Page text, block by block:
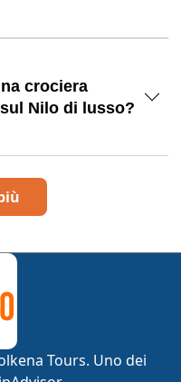
crociera
Nilo di lusso?
Tours. Uno dei